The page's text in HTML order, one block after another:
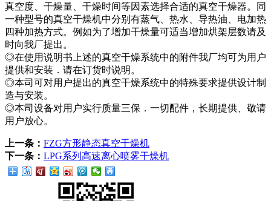
真空度、干燥量、干燥时间等因素选择合适的真空干燥器。同
一种型号的真空干燥机中分别有蒸气、热水、导热油、电加热
四种加热方式。例如为了增加干燥量可适当增加烘架层数请及
时向我厂提出。
◎在使用说明书上述的真空干燥系统中的附件我厂均可为用户
提供和安装．请在订货时说明。
◎本司可对用户提出的真空干燥系统中的特殊要求提供设计制
造与安装。
◎本司设备对用户实行质量三保．一切配件，长期提供、敬请
用户放心。
上一条： FZG方形静态真空干燥机
下一条： LPG系列高速离心喷雾干燥机